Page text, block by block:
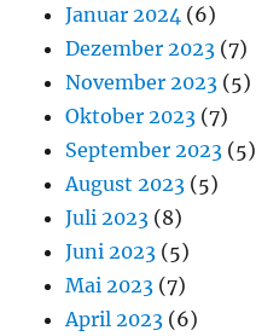
Januar 2024 (6)
Dezember 2023 (7)
November 2023 (5)
Oktober 2023 (7)
September 2023 (5)
August 2023 (5)
Juli 2023 (8)
Juni 2023 (5)
Mai 2023 (7)
April 2023 (6)